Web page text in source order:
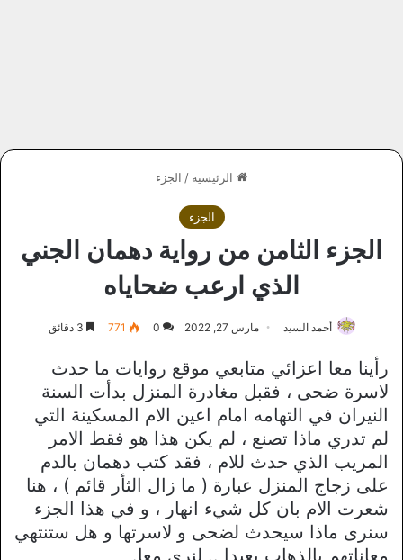
الرئيسية / الجزء
الجزء
الجزء الثامن من رواية دهمان الجني
الذي ارعب ضحاياه
أحمد السيد مارس 27, 2022 0
771
رأينا معا اعزائي متابعي موقع روايات ما حدث
لاسرة ضحى ، فقبل مغادرة المنزل بدأت السنة
النيران في التهامه امام اعين الام المسكينة التي
لم تدري ماذا تصنع ، لم يكن هذا هو فقط الامر
المريب الذي حدث للام ، فقد كتب دهمان بالدم
على زجاج المنزل عبارة ( ما زال الثأر قائم ) ، هنا
شعرت الام بان كل شيء انهار ، و في هذا الجزء
سنرى ماذا سيحدث لضحى و لاسرتها و هل ستنتهي
معاناتهم بالذهاب بعيدا .. لنرى معا.